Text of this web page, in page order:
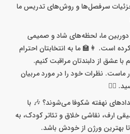
سرفصل‌ها و روش‌های تدریس ما
ما، لحظه‌های شاد و صمیمی
است. 👩‍🏫 ما به انتخابتان احترام
عشق از دلبندتان مراقبت کنیم.
ماست. نظرات خود را در مورد مربیان
👇🏻
نهفته شکوفا می‌شوند؟ 🎶 با
ارف، نقاشی خلاق و تئاتر کودک، به
بهترین ورژن از خودش باشد.